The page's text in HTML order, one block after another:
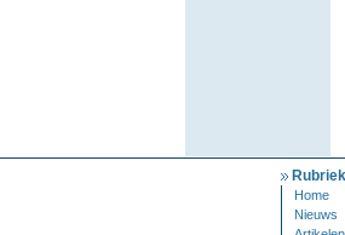
Home
Nieuws